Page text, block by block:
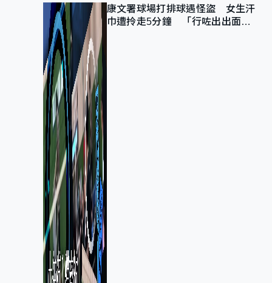
康文署球場打排球遇怪盜 女生汗
巾遭拎走5分鐘 「行咗出出面唔